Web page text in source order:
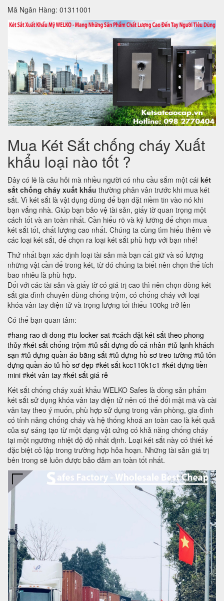
Mã Ngân Hàng: 01311001
Mua Két Sắt chống cháy Xuất
khẩu loại nào tốt ?
Đây có lẽ là câu hỏi mà nhiều người có nhu cầu sắm một cái két
sắt chống cháy xuất khẩu thường phân vân trước khi mua két
sắt. Vì két sắt là vật dụng dùng để bạn đặt niềm tin vào nó khi
bạn vắng nhà. Giúp bạn bảo vệ tài sản, giấy tờ quan trọng một
cách tốt và an toàn nhất. Cần hiểu rõ và kỹ lưỡng để chọn mua
két sắt tốt, chất lượng cao nhất. Chúng ta cùng tìm hiểu thêm về
các loại két sắt, để chọn ra loại két sắt phù hợp với bạn nhé!
Thứ nhất bạn xác định loại tài sản mà bạn cất giữ và số lượng
những vật cần để trong két, từ đó chúng ta biết nên chọn thể tích
bao nhiêu là phù hợp.
Đối với các tài sản và giấy tờ có giá trị cao thì nên chọn dòng két
sắt gia đình chuyên dùng chống trộm, có chống cháy với loại
khóa vân tay điện tử và trọng lượng tối thiểu 100kg trở lên
Có thể bạn quan tâm:
#hang rao di dong #tu locker sat #cách đặt két sắt theo phong
thủy #két sắt chống trộm #tủ sắt đựng đồ cá nhân #tủ lạnh khách
sạn #tủ đựng quần áo bằng sắt #tủ đựng hồ sơ treo tường #tủ tôn
đựng quần áo tủ hồ sơ đẹp #két sắt kcc110k1c1 #két đựng tiền
mini #két vân tay #két sắt giá rẻ
Két sắt chống cháy xuất khẩu WELKO Safes là dòng sản phẩm
két sắt sử dụng khóa vân tay điện tử nên có thể đổi mật mã và cài
vân tay theo ý muốn, phù hợp sử dụng trong văn phòng, gia đình
có tính năng chống cháy và hệ thống khoá an toàn cao là kết quả
của sự sáng tạo từ một dạng vật cứng có khả năng chống cháy
tại một ngưỡng nhiệt độ độ nhất định. Loại két sắt này có thiết kế
đặc biệt cô lập trong trường hợp hỏa hoạn. Những tài sản giá trị
bên trong sẽ luôn được bảo đảm an toàn tốt nhất.